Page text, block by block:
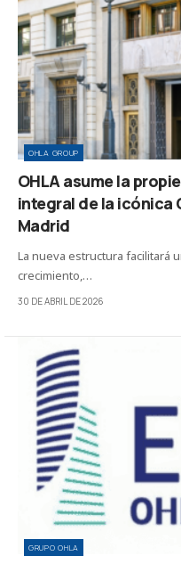
OHLA GROUP
OHLA asume la
integral de la icónica
Madrid
La nueva estructura facilitará
crecimiento,…
30 DE ABRIL DE 2026
GRUPO OHLA